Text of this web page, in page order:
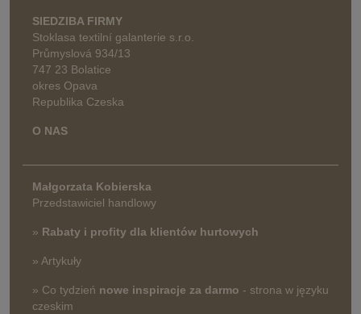
SIEDZIBA FIRMY
Stoklasa textilní galanterie s.r.o.
Průmyslová 934/13
747 23 Bolatice
okres Opava
Republika Czeska
O NAS
Małgorzata Kobierska
Przedstawiciel handlowy
» Rabaty i profity dla klientów hurtowych
» Artykuły
» Co tydzień nowe inspiracje za darmo - strona w języku
czeskim